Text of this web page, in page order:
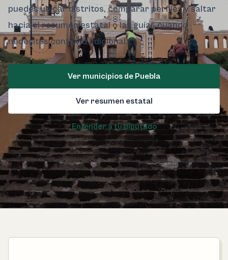
puedes ubicar distritos, comparar perfiles y saltar
hacia el resumen estatal o las guías cuando
necesites contexto adicional.
Ver municipios de Puebla
Ver resumen estatal
Entender a tu diputado
Foto de Puebla:Chris Luengas / Pexels